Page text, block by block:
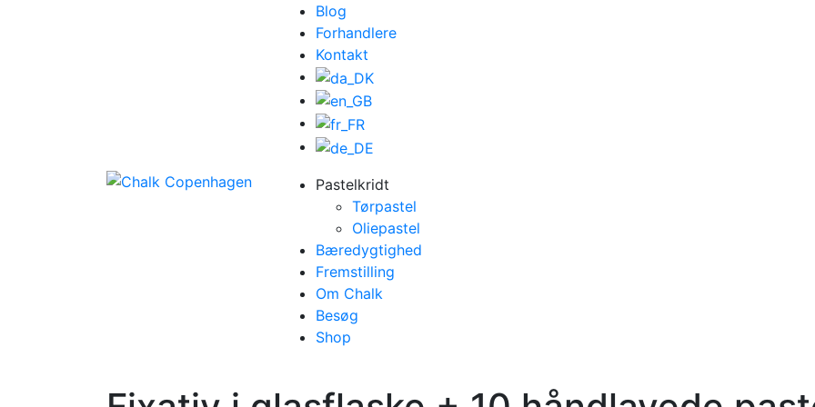
Blog
Forhandlere
Kontakt
Pastelkridt
Tørpastel
Oliepastel
Bæredygtighed
Fremstilling
Om Chalk
Besøg
Shop